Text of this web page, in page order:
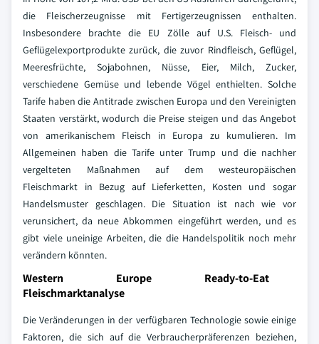
die Fleischerzeugnisse mit Fertigerzeugnissen enthalten.
Insbesondere brachte die EU Zölle auf U.S. Fleisch- und
Geflügelexportprodukte zurück, die zuvor Rindfleisch, Geflügel,
Meeresfrüchte, Sojabohnen, Nüsse, Eier, Milch, Zucker,
verschiedene Gemüse und lebende Vögel enthielten. Solche
Tarife haben die Antitrade zwischen Europa und den Vereinigten
Staaten verstärkt, wodurch die Preise steigen und das Angebot
von amerikanischem Fleisch in Europa zu kumulieren.
Im
Allgemeinen haben die Tarife unter Trump und die nachher
vergelteten Maßnahmen auf dem westeuropäischen
Fleischmarkt in Bezug auf Lieferketten, Kosten und sogar
Handelsmuster geschlagen. Die Situation ist nach wie vor
verunsichert, da neue Abkommen eingeführt werden, und es
gibt viele uneinige Arbeiten, die die Handelspolitik noch mehr
verändern könnten.
Western Europe Ready-to-Eat
Fleischmarktanalyse
Die Veränderungen in der verfügbaren Technologie sowie einige
Faktoren, die sich auf die Verbraucherpräferenzen beziehen,